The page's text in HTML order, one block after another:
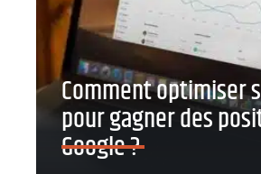
Comment optimiser
pour gagner des
Google ?